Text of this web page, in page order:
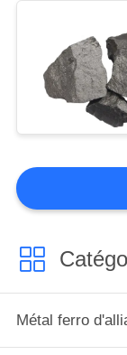
de
acier
Métal ferro